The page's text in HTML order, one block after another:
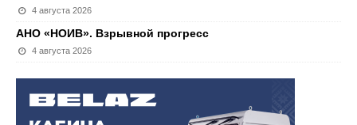
4 августа 2026
АНО «НОИВ». Взрывной прогресс
4 августа 2026